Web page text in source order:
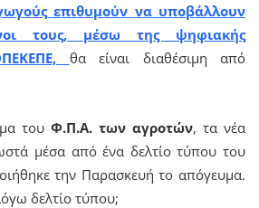
επιθυμούν να υποβάλλουν
τους, μέσω της ψηφιακής
θα είναι διαθέσιμη από
του Φ.Π.Α. των αγροτών, τα νέα
μέσα από ένα δελτίο τύπου του
την Παρασκευή το απόγευμα.
δελτίο τύπου;